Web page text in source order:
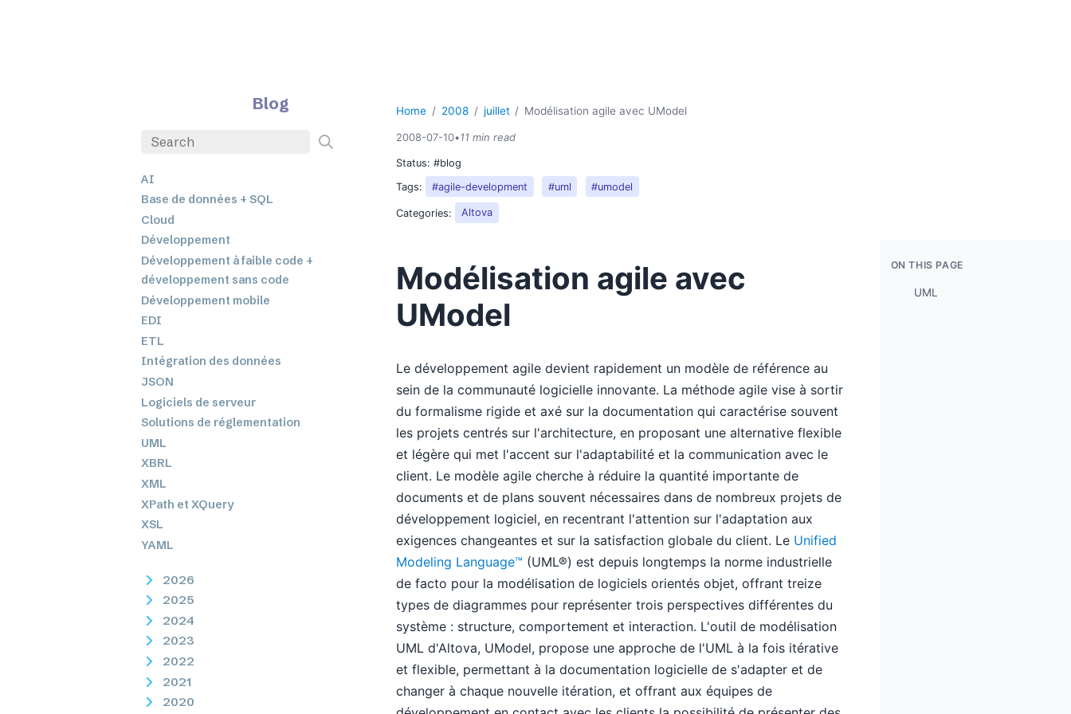
Blog
AI
Base de données + SQL
Cloud
Développement
Développement à faible code +
développement sans code
Développement mobile
EDI
ETL
Intégration des données
JSON
Logiciels de serveur
Solutions de réglementation
UML
XBRL
XML
XPath et XQuery
XSL
YAML
2026
2025
2024
2023
2022
2021
2020
Home 2008 juillet Modélisation agile avec UModel
2008-07-10•11 min read
Status:#blog
Tags:
#agile-development #uml #umodel
Categories: Altova
Modélisation agile avec
UModel
Le développement agile devient rapidement un modèle de référence au
sein de la communauté logicielle innovante. La méthode agile vise à sortir
du formalisme rigide et axé sur la documentation qui caractérise souvent
les projets centrés sur l'architecture, en proposant une alternative flexible
et légère qui met l'accent sur l'adaptabilité et la communication avec le
client. Le modèle agile cherche à réduire la quantité importante de
documents et de plans souvent nécessaires dans de nombreux projets de
développement logiciel, en recentrant l'attention sur l'adaptation aux
exigences changeantes et sur la satisfaction globale du client. Le Unified
Modeling Language™ (UML®) est depuis longtemps la norme industrielle
de facto pour la modélisation de logiciels orientés objet, offrant treize
types de diagrammes pour représenter trois perspectives différentes du
système : structure, comportement et interaction. L'outil de modélisation
UML d'Altova, UModel, propose une approche de l'UML à la fois itérative
et flexible, permettant à la documentation logicielle de s'adapter et de
changer à chaque nouvelle itération, et offrant aux équipes de
ON THIS PAGE
UML